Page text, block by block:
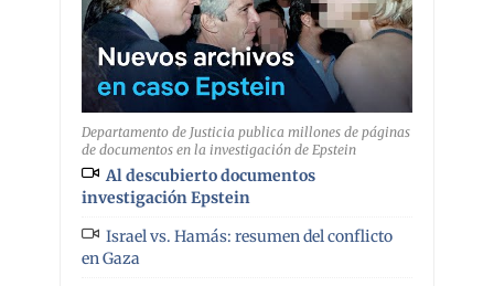
Departamento de Justicia publica millones de páginas
de documentos en la investigación de Epstein
Al descubierto documentos
investigación Epstein
Israel vs. Hamás: resumen del conflicto
en Gaza